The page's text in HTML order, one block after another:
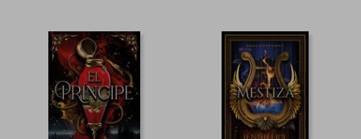
55%
dcto. S/ 98,62
55%
dcto.